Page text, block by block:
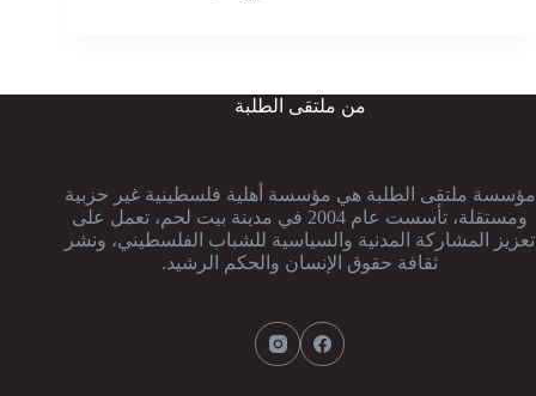
من ملتقى الطلبة
مؤسسة ملتقى الطلبة هي مؤسسة أهلية فلسطينية غير حزبية
ومستقلة، تأسست عام 2004 في مدينة بيت لحم، تعمل على
تعزيز المشاركة المدنية والسياسية للشباب الفلسطيني، ونشر
ثقافة حقوق الإنسان والحكم الرشيد.